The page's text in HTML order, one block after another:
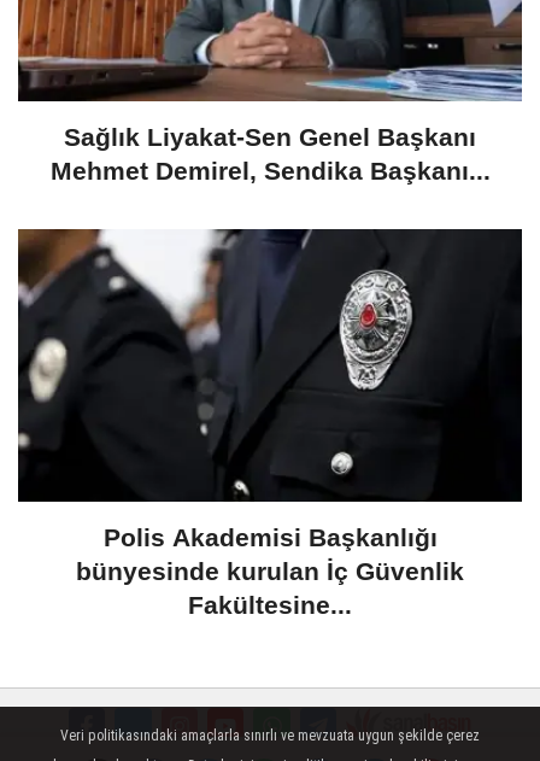
​Sağlık Liyakat-Sen Genel Başkanı
Mehmet Demirel, Sendika Başkanı...
Polis Akademisi Başkanlığı
bünyesinde kurulan İç Güvenlik
Fakültesine...
Veri politikasındaki amaçlarla sınırlı ve mevzuata uygun şekilde çerez